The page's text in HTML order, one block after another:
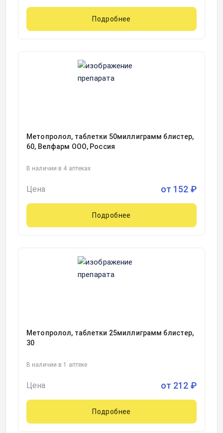
Подробнее
Метопролол, таблетки 50миллиграмм блистер,
60, Велфарм ООО, Россия
В наличии в 4 аптеках
Цена от 152 ₽
Подробнее
Метопролол, таблетки 25миллиграмм блистер,
30
В наличии в 1 аптеке
Цена от 212 ₽
Подробнее